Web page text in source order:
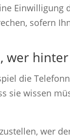
Einwilligung
sofern
wer
die
sie wissen
wer